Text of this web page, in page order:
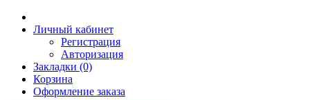
Личный кабинет
Регистрация
Авторизация
Закладки (0)
Корзина
Оформление заказа